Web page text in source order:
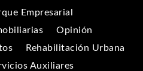
Empresarial
Opinión
Rehabilitación Urbana
Auxiliares